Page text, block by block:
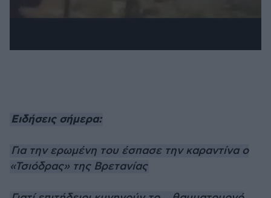
Ειδήσεις σήμερα:
Για την ερωμένη του έσπασε την καραντίνα ο
«Τσιόδρας» της Βρετανίας